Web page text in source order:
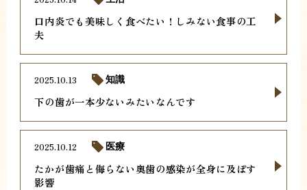
口内炎でも美味しく食べたい！しみない食事の工
夫
下の歯が一本少ないみたいなんです
2025.10.13 知識
たかが歯痛と侮らない奥歯の感染が全身に及ぼす
影響
2025.10.12 医療